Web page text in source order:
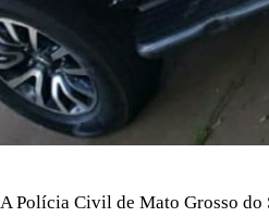
A Polícia Civil de Mato Grosso do